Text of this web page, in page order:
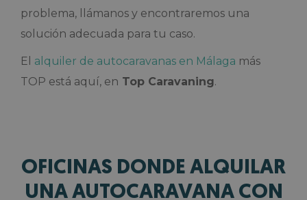
problema, llámanos y encontraremos una
solución adecuada para tu caso.
El alquiler de autocaravanas en Málaga más
TOP está aquí, en Top Caravaning.
OFICINAS DONDE ALQUILAR
UNA AUTOCARAVANA CON